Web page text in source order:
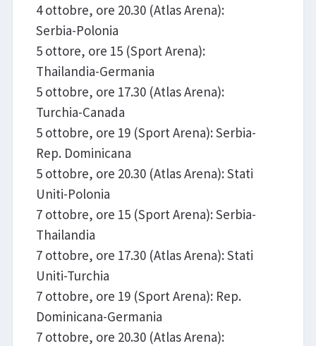
4 ottobre, ore 20.30 (Atlas Arena):
Serbia-Polonia
5 ottore, ore 15 (Sport Arena):
Thailandia-Germania
5 ottobre, ore 17.30 (Atlas Arena):
Turchia-Canada
5 ottobre, ore 19 (Sport Arena): Serbia-
Rep. Dominicana
5 ottobre, ore 20.30 (Atlas Arena): Stati
Uniti-Polonia
7 ottobre, ore 15 (Sport Arena): Serbia-
Thailandia
7 ottobre, ore 17.30 (Atlas Arena): Stati
Uniti-Turchia
7 ottobre, ore 19 (Sport Arena): Rep.
Dominicana-Germania
7 ottobre, ore 20.30 (Atlas Arena):